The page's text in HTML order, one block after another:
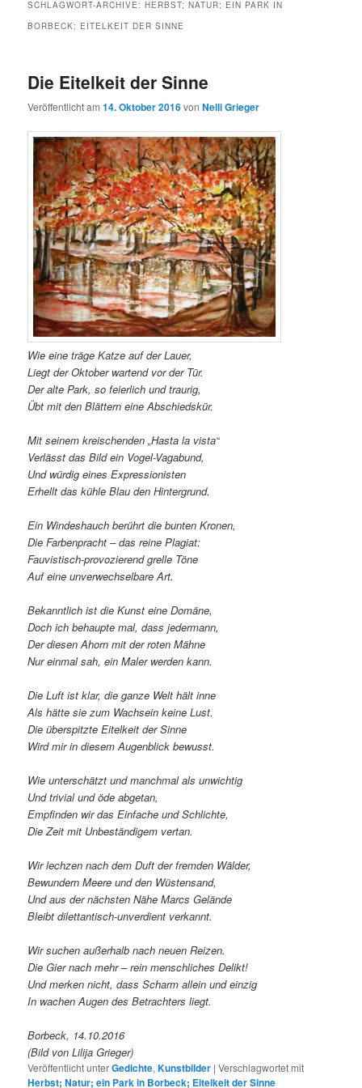
SCHLAGWORT-ARCHIVE:HERBST; NATUR; EIN PARK IN
BORBECK; EITELKEIT DER SINNE
Die Eitelkeit der Sinne
Veröffentlicht am14. Oktober 2016vonNelli Grieger
Wie eine träge Katze auf der Lauer,
Liegt der Oktober wartend vor der Tür.
Der alte Park, so feierlich und traurig,
Übt mit den Blättern eine Abschiedskür.
Mit seinem kreischenden „Hasta la vista“
Verlässt das Bild ein Vogel-Vagabund,
Und würdig eines Expressionisten
Erhellt das kühle Blau den Hintergrund.
Ein Windeshauch berührt die bunten Kronen,
Die Farbenpracht – das reine Plagiat:
Fauvistisch-provozierend grelle Töne
Auf eine unverwechselbare Art.
Bekanntlich ist die Kunst eine Domäne,
Doch ich behaupte mal, dass jedermann,
Der diesen Ahorn mit der roten Mähne
Nur einmal sah, ein Maler werden kann.
Die Luft ist klar, die ganze Welt hält inne
Als hätte sie zum Wachsein keine Lust.
Die überspitzte Eitelkeit der Sinne
Wird mir in diesem Augenblick bewusst.
Wie unterschätzt und manchmal als unwichtig
Und trivial und öde abgetan,
Empfinden wir das Einfache und Schlichte,
Die Zeit mit Unbeständigem vertan.
Wir lechzen nach dem Duft der fremden Wälder,
Bewundern Meere und den Wüstensand,
Und aus der nächsten Nähe Marcs Gelände
Bleibt dilettantisch-unverdient verkannt.
Wir suchen außerhalb nach neuen Reizen.
Die Gier nach mehr – rein menschliches Delikt!
Und merken nicht, dass Scharm allein und einzig
In wachen Augen des Betrachters liegt.
Borbeck, 14.10.2016
(Bild von Lilija Grieger)
Veröffentlicht unterGedichte,Kunstbilder |Verschlagwortet mit
Herbst; Natur; ein Park in Borbeck; Eitelkeit der Sinne